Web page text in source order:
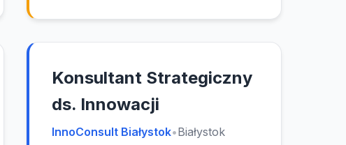
Konsultant Strategiczny
ds. Innowacji
InnoConsult Białystok•Białystok